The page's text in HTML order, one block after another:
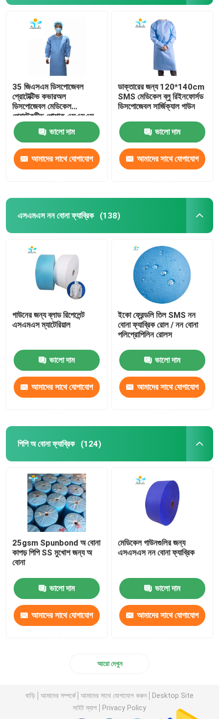
35 জিএসএম ডিসপোজেবল
প্রোটেক্টিভ কভারঅল
ডিসপোজেবল মেডিকেল
প্রোটেকটিভ পোশাক এসএমএস
ডাক্তার
ভালো দাম
আমাদের সাথে যোগাযোগ
ডাক্তারের জন্য 120*140cm
SMS মেডিকেল ব্লু রিইনফোর্সড
ডিসপোজেবল সার্জিক্যাল গাউন
ভালো দাম
আমাদের সাথে যোগাযোগ
এসএমএস নন বোনা ফ্যাব্রিক (138)
গাউনের জন্য ব্লাড রিপেলেন্ট
এসএমএস ম্যাটেরিয়াল
ভালো দাম
আমাদের সাথে যোগাযোগ
ইকো ফ্রেন্ডলি তিল SMS নন
বোনা ফ্যাব্রিক রোল / নন বোনা
পলিপ্রোপিলিন রোলস
ভালো দাম
আমাদের সাথে যোগাযোগ
পিপি অ বোনা ফ্যাব্রিক (124)
25gsm Spunbond অ বোনা
কাপড় পিপি SS মুখোশ জন্য অ
বোনা
ভালো দাম
আমাদের সাথে যোগাযোগ
মেডিকেল গাউনগুলির জন্য
এসএসএস নন বোনা ফ্যাব্রিক
ভালো দাম
আমাদের সাথে যোগাযোগ
আরো দেখুন
বাড়ি আমাদের সম্পর্কে আমাদের সাথে যোগাযোগ করুন
Desktop Site
সাইট ম্যাপ
Privacy Policy